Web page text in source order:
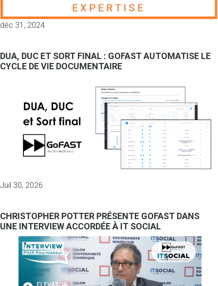
déc 31, 2024
DUA, DUC ET SORT FINAL : GOFAST AUTOMATISE LE
CYCLE DE VIE DOCUMENTAIRE
Juil 30, 2026
CHRISTOPHER POTTER PRÉSENTE GOFAST DANS
UNE INTERVIEW ACCORDÉE À IT SOCIAL